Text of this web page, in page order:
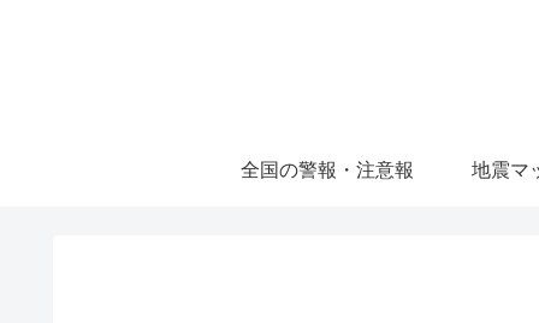
全国の警報・注意報 地震マ